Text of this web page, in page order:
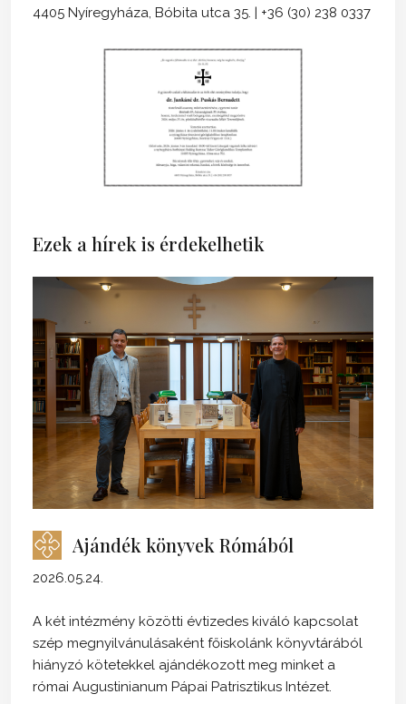
4405 Nyíregyháza, Bóbita utca 35. | +36 (30) 238 0337
Ezek a hírek is érdekelhetik
Ajándék könyvek Rómából
2026.05.24.
A két intézmény közötti évtizedes kiváló kapcsolat
szép megnyilvánulásaként főiskolánk könyvtárából
hiányzó kötetekkel ajándékozott meg minket a
római Augustinianum Pápai Patrisztikus Intézet.